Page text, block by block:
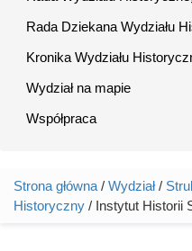
Rada Dziekana Wydziału
Kronika Wydziału
Wydział na mapie
Współpraca
Jesteś tutaj
Strona główna / Wydział/
Historyczny / Instytut Historii